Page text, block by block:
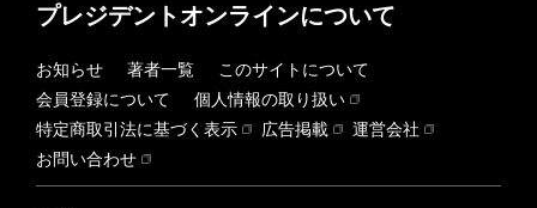
プレジデントオンラインについて
お知らせ 著者一覧
このサイトについて
会員登録について
個人情報の取り扱い
特定商取引法に基づく表示
広告掲載
運営会社
お問い合わせ